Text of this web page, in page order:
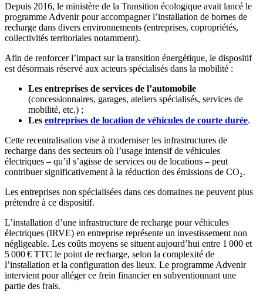
Depuis 2016, le ministère de la Transition écologique avait lancé le
programme Advenir pour accompagner l’installation de bornes de
recharge dans divers environnements (entreprises, copropriétés,
collectivités territoriales notamment).
Afin de renforcer l’impact sur la transition énergétique, le dispositif
est désormais réservé aux acteurs spécialisés dans la mobilité :
Les entreprises de services de l’automobile
(concessionnaires, garages, ateliers spécialisés, services de
mobilité, etc.) ;
Les entreprises de location de véhicules de courte durée.
Cette recentralisation vise à moderniser les infrastructures de
recharge dans des secteurs où l’usage intensif de véhicules
électriques – qu’il s’agisse de services ou de locations – peut
contribuer significativement à la réduction des émissions de CO₂.
Les entreprises non spécialisées dans ces domaines ne peuvent plus
prétendre à ce dispositif.
L’installation d’une infrastructure de recharge pour véhicules
électriques (IRVE) en entreprise représente un investissement non
négligeable. Les coûts moyens se situent aujourd’hui entre 1 000 et
5 000 € TTC le point de recharge, selon la complexité de
l’installation et la configuration des lieux. Le programme Advenir
intervient pour alléger ce frein financier en subventionnant une
partie des frais.